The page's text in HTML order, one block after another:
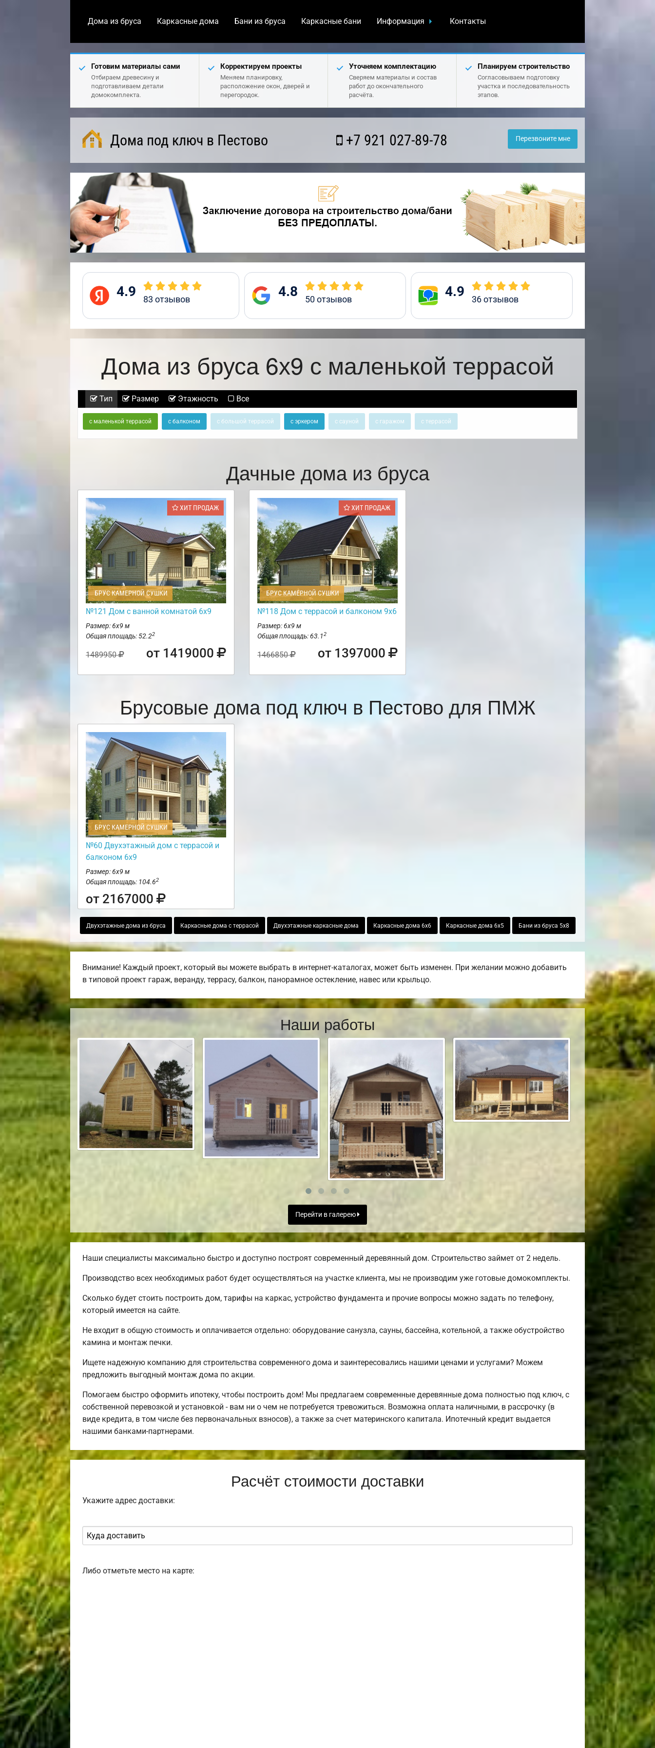
Дома из бруса Каркасные дома Бани из бруса Каркасные бани Информация Контакты
Готовим материалы сами
Отбираем древесину и
подготавливаем детали
домокомплекта.
Корректируем проекты
Меняем планировку,
расположение окон, дверей и
перегородок.
Уточняем комплектацию
Сверяем материалы и состав
работ до окончательного
расчёта.
Планируем строительство
Согласовываем подготовку
участка и последовательность
этапов.
Дома под ключ в Пестово +7 921 027-89-78 Перезвоните мне
4.9 83 отзывов 4.8 50отзывов 4.9 36отзывов
Дома из бруса 6х9 с маленькой террасой
Тип Размер Этажность Все
с маленькой террасой с балконом с большой террасой с эркером с сауной с гаражом с террасой
Дачные дома из бруса
ХИТ ПРОДАЖ
БРУС КАМЕРНОЙ СУШКИ
№121 Дом с ванной комнатой 6х9
Размер: 6х9 м
Общая площадь: 52.22
1489950 от 1419000
ХИТ ПРОДАЖ
БРУС КАМЕРНОЙ СУШКИ
№118 Дом с террасой и балконом 9х6
Размер: 6х9 м
Общая площадь: 63.12
1466850 от 1397000
Брусовые дома под ключ в Пестово для ПМЖ
БРУС КАМЕРНОЙ СУШКИ
№60 Двухэтажный дом с террасой и
балконом 6х9
Размер: 6х9 м
Общая площадь: 104.62
от 2167000
Двухэтажные дома из бруса Каркасные дома с террасой Двухэтажные каркасные дома Каркасные дома 6х6 Каркасные дома 6х5 Бани из бруса 5х8
Внимание! Каждый проект, который вы можете выбрать в интернет-каталогах, может быть изменен. При желании можно добавить
в типовой проект гараж, веранду, террасу, балкон, панорамное остекление, навес или крыльцо.
Наши работы
Перейти в галерею
Наши специалисты максимально быстро и доступно построят современный деревянный дом. Строительство займет от 2 недель.
Производство всех необходимых работ будет осуществляться на участке клиента, мы не производим уже готовые домокомплекты.
Сколько будет стоить построить дом, тарифы на каркас, устройство фундамента и прочие вопросы можно задать по телефону,
который имеется на сайте.
Не входит в общую стоимость и оплачивается отдельно: оборудование санузла, сауны, бассейна, котельной, а также обустройство
камина и монтаж печки.
Ищете надежную компанию для строительства современного дома и заинтересовались нашими ценами и услугами? Можем
предложить выгодный монтаж дома по акции.
Помогаем быстро оформить ипотеку, чтобы построить дом! Мы предлагаем современные деревянные дома полностью под ключ, с
собственной перевозкой и установкой - вам ни о чем не потребуется тревожиться. Возможна оплата наличными, в рассрочку (в
виде кредита, в том числе без первоначальных взносов), а также за счет материнского капитала. Ипотечный кредит выдается
нашими банками-партнерами.
Расчёт стоимости доставки
Укажите адрес доставки:
Либо отметьте место на карте: